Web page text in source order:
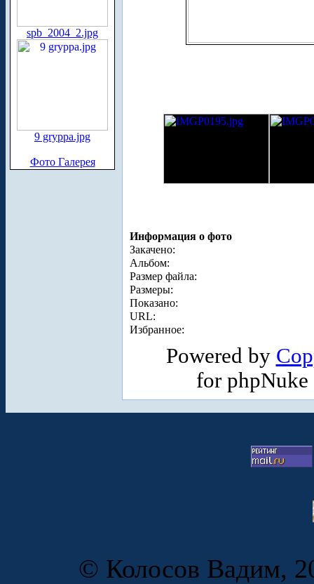
spb_2004_2.jpg
9 gryppa.jpg
Фото Галерея
Информация о фото
Закачено:
Альбом:
Размер файла:
Размеры:
Показано:
URL:
Избранное:
Powered by
for
© Колосов Вадим,